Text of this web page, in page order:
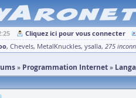
Cliquez ici pour vous connecter
Chevels MetalKnuckles ysalla 275
Programmation Internet